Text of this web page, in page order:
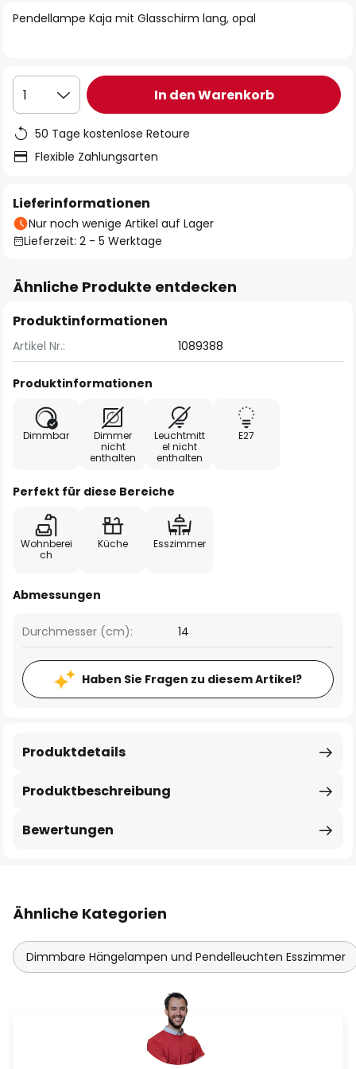
Pendellampe Kaja mit Glasschirm lang, opal
1 In den Warenkorb
50 Tage kostenlose Retoure
Flexible Zahlungsarten
Lieferinformationen
Nur noch wenige Artikel auf Lager
Lieferzeit: 2 - 5 Werktage
Ähnliche Produkte entdecken
Produktinformationen
Artikel Nr.: 1089388
Produktinformationen
Dimmbar
Dimmer
nicht
enthalten
Leuchtmitt
el nicht
enthalten
E27
Perfekt für diese Bereiche
Wohnberei
ch
Küche Esszimmer
Abmessungen
Durchmesser (cm): 14
Haben Sie Fragen zu diesem Artikel?
Produktbeschreibung
Produktdetails
Bewertungen
Ähnliche Kategorien
Dimmbare Hängelampen und Pendelleuchten Esszimmer